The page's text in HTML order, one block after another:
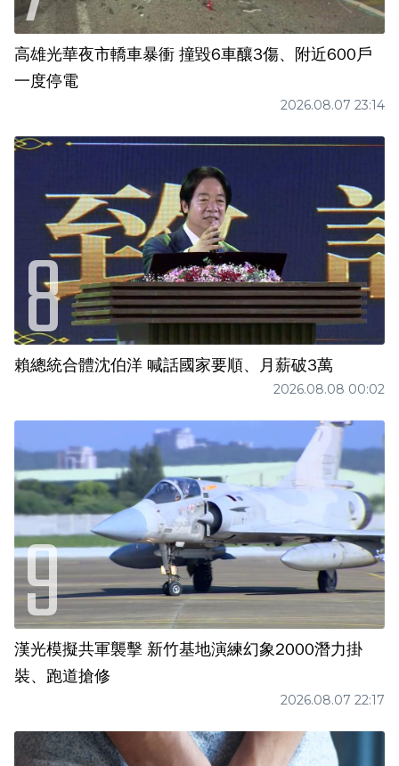
高雄光華夜市轎車暴衝 撞毀6車釀3傷、附近600戶
一度停電
2026.08.07 23:14
賴總統合體沈伯洋 喊話國家要順、月薪破3萬
2026.08.08 00:02
漢光模擬共軍襲擊 新竹基地演練幻象2000潛力掛
裝、跑道搶修
2026.08.07 22:17